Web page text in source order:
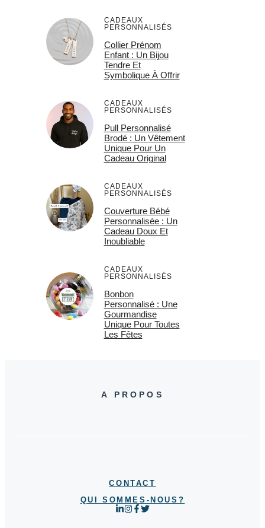
CADEAUX
PERSONNALISÉS
Collier Prénom
Enfant : Un Bijou
Tendre Et
Symbolique À Offrir
CADEAUX
PERSONNALISÉS
Pull Personnalisé
Brodé : Un Vêtement
Unique Pour Un
Cadeau Original
CADEAUX
PERSONNALISÉS
Couverture Bébé
Personnalisée : Un
Cadeau Doux Et
Inoubliable
CADEAUX
PERSONNALISÉS
Bonbon
Personnalisé : Une
Gourmandise
Unique Pour Toutes
Les Fêtes
A PROPOS
CONTACT
QUI SOMMES-NOUS?